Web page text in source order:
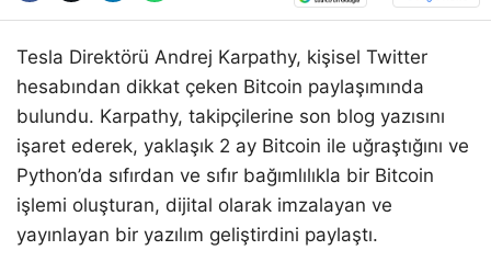
Tesla Direktörü Andrej Karpathy, kişisel Twitter
hesabından dikkat çeken Bitcoin paylaşımında
bulundu. Karpathy, takipçilerine son blog yazısını
işaret ederek, yaklaşık 2 ay Bitcoin ile uğraştığını ve
Python’da sıfırdan ve sıfır bağımlılıkla bir Bitcoin
işlemi oluşturan, dijital olarak imzalayan ve
yayınlayan bir yazılım geliştirdini paylaştı.